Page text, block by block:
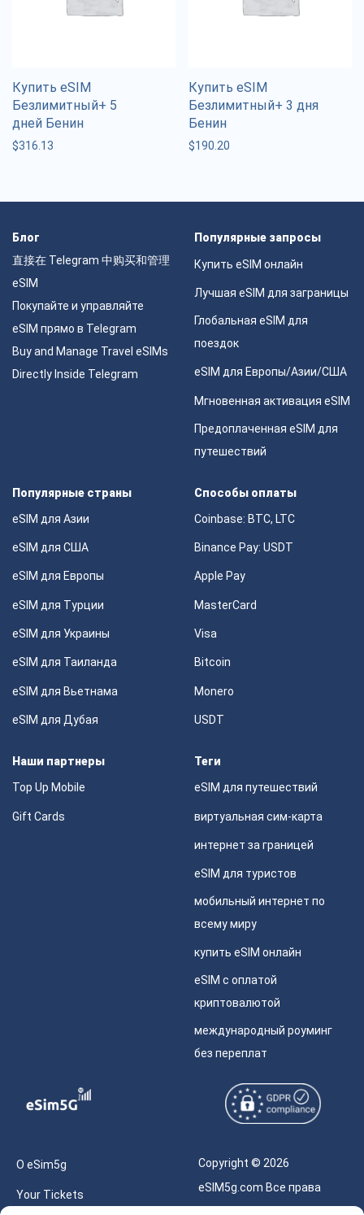
Купить eSIM
Безлимитный+ 5
дней Бенин
$316.13
Купить eSIM
Безлимитный+ 3 дня
Бенин
$190.20
Блог
直接在 Telegram 中购买和管理
eSIM
Покупайте и управляйте
eSIM прямо в Telegram
Buy and Manage Travel eSIMs
Directly Inside Telegram
Популярные запросы
Купить eSIM онлайн
Лучшая eSIM для заграницы
Глобальная eSIM для
поездок
eSIM для Европы/Азии/США
Мгновенная активация eSIM
Предоплаченная eSIM для
путешествий
Популярные страны
eSIM для Азии
eSIM для США
eSIM для Европы
eSIM для Турции
eSIM для Украины
eSIM для Таиланда
eSIM для Вьетнама
eSIM для Дубая
Способы оплаты
Coinbase: BTC, LTC
Binance Pay: USDT
Apple Pay
MasterCard
Visa
Bitcoin
Monero
USDT
Наши партнеры
Top Up Mobile
Gift Cards
Теги
eSIM для путешествий
виртуальная сим-карта
интернет за границей
eSIM для туристов
мобильный интернет по
всему миру
купить eSIM онлайн
eSIM с оплатой
криптовалютой
международный роуминг
без переплат
О eSim5g
Your Tickets
Copyright © 2026
eSIM5g.com Все права